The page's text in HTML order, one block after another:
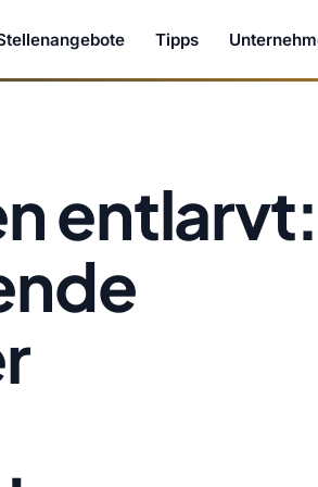
Tipps
entlarvt: